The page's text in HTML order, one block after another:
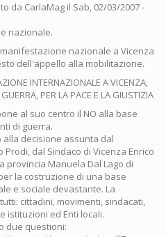
da CarlaMag il Sab, 02/03/2007 -
nazionale.
nazionale a Vicenza
dell'appello alla mobilitazione.
INTERNAZIONALE A VICENZA,
PER LA PACE E LA GIUSTIZIA
al suo centro il NO alla base
di guerra.
decisione assunta dal
dal Sindaco di Vicenza Enrico
provincia Manuela Dal Lago di
la costruzione di una base
e sociale devastante. La
cittadini, movimenti, sindacati,
istituzioni ed Enti locali.
due questioni: